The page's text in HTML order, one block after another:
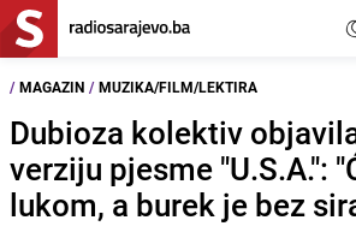
/ MAGAZIN / MUZIKA/FILM/LEKTIRA
Dubioza kolektiv
verziju pjesme "U.S.A.":
lukom, a burek je bez